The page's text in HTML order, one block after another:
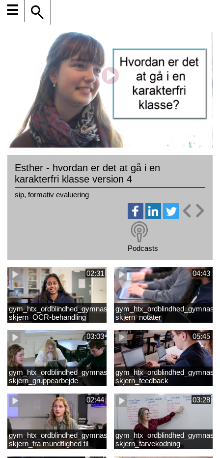
☰
Esther - hvordan er det at gå i en
karakterfri klasse version 4
sip, formativ evaluering
Podcasts
02:31
gym_htx_ordblindhed_gymnasiet
skjern_OCR-behandling
04:43
skjern_notater
03:03
gym_htx_ordblindhed_gymnasiet
skjern_gruppearbejde
05:45
skjern_feedback
02:44
gym_htx_ordblindhed_gymnasiet
skjern_fra mundtlighed til
skriftlighed
03:28
skjern_farvekodning